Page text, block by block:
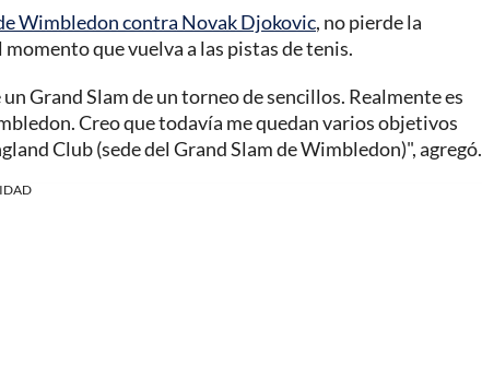
Wimbledon contra Novak Djokovic, no pierde la
que vuelva a las pistas de tenis.
Grand Slam de un torneo de sencillos. Realmente es
Creo que todavía me quedan varios objetivos
Club (sede del Grand Slam de Wimbledon)", agregó.